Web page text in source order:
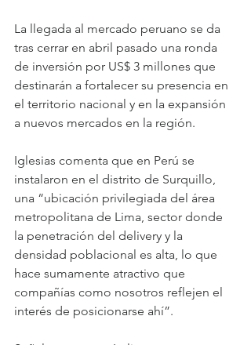
La llegada al mercado peruano se da
tras cerrar en abril pasado una ronda
de inversión por US$ 3 millones que
destinarán a fortalecer su presencia en
el territorio nacional y en la expansión
a nuevos mercados en la región.
Iglesias comenta que en Perú se
instalaron en el distrito de Surquillo,
una “ubicación privilegiada del área
metropolitana de Lima, sector donde
la penetración del delivery y la
densidad poblacional es alta, lo que
hace sumamente atractivo que
compañías como nosotros reflejen el
interés de posicionarse ahí”.